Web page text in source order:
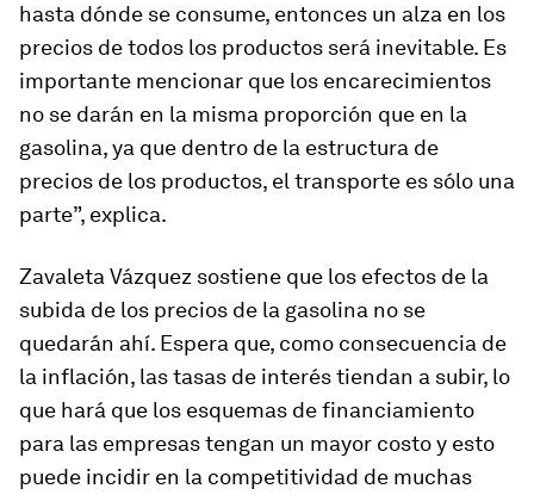
hasta dónde se consume, entonces un alza en los
precios de todos los productos será inevitable. Es
importante mencionar que los encarecimientos
no se darán en la misma proporción que en la
gasolina, ya que dentro de la estructura de
precios de los productos, el transporte es sólo una
parte”, explica.
Zavaleta Vázquez sostiene que los efectos de la
subida de los precios de la gasolina no se
quedarán ahí. Espera que, como consecuencia de
la inflación, las tasas de interés tiendan a subir, lo
que hará que los esquemas de financiamiento
para las empresas tengan un mayor costo y esto
puede incidir en la competitividad de muchas